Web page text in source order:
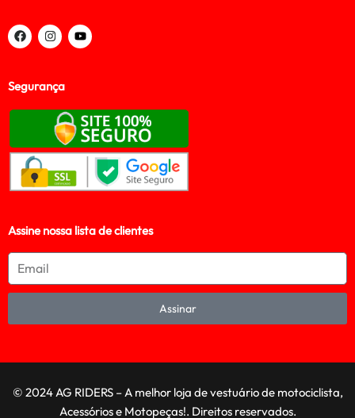
Segurança
Assine nossa lista de clientes
Assinar
© 2024 AG RIDERS – A melhor loja de vestuário de motociclista,
Acessórios e Motopeças!. Direitos reservados.